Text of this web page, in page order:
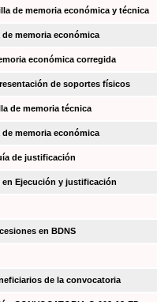
de memoria económica y técnica
memoria económica
económica corregida
de soportes físicos
de memoria técnica
memoria económica
de justificación
Ejecución y justificación
en BDNS
de la convocatoria